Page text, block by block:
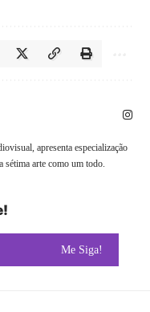
apresenta especialização
sétima arte como um todo.
Me Siga!